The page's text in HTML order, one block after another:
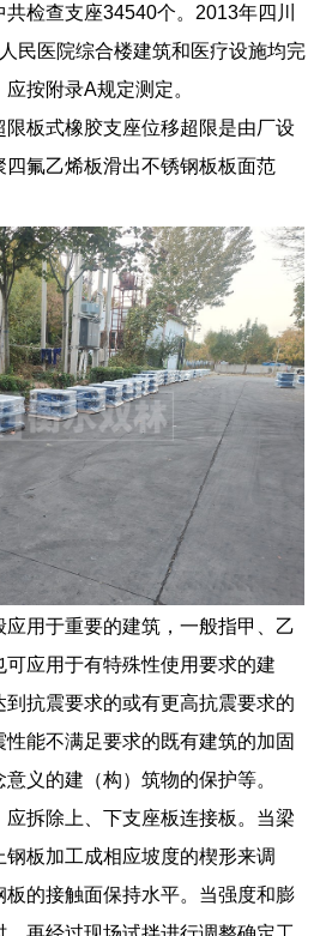
检查支座34540个。2013年四川
民医院综合楼建筑和医疗设施均完
按附录A规定测定。
限板式橡胶支座位移超限是由厂设
氟乙烯板滑出不锈钢板板面范
用于重要的建筑，一般指甲、乙
应用于有特殊性使用要求的建
抗震要求的或有更高抗震要求的
能不满足要求的既有建筑的加固
义的建（构）筑物的保护等。
应拆除上、下支座板连接板。当梁
板加工成相应坡度的楔形来调
的接触面保持水平。当强度和膨